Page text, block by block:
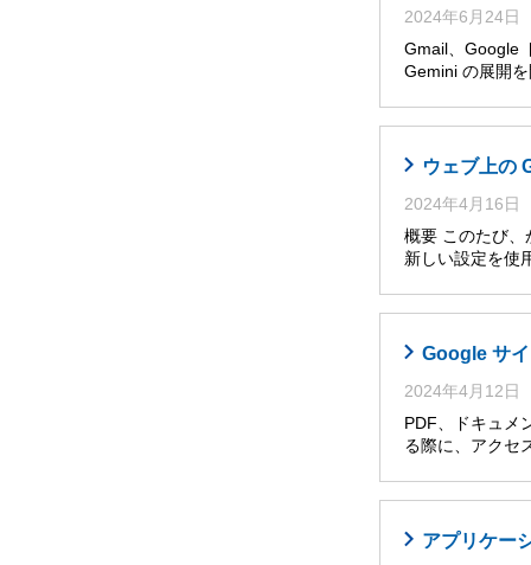
2024年6月24日
Gmail、Google
Gemini の展開
ウェブ上の
2024年4月16日
概要 このたび、
新しい設定を使
Google サ
2024年4月12日
PDF、ドキュメ
る際に、アクセ
アプリケー